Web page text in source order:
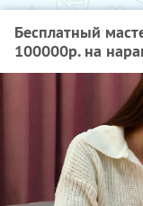
Бесплатный
100000р. на